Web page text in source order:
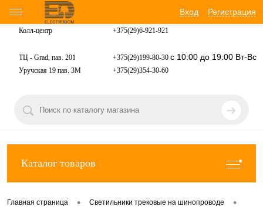
Вход Регистрация
Колл-центр +375(29)6-921-921
ТЦ - Grad, пав. 201 +375(29)199-80-30 с 10:00 до 19:00 Вт-Вс
Уручская 19 пав. 3М +375(29)354-30-60
Каталог товаров
Главная страница • Светильники трековые на шинопроводе •